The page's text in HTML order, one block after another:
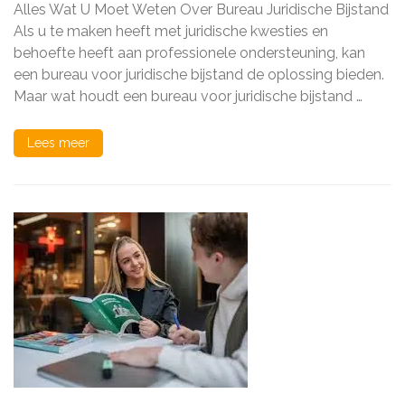
bij
Alles Wat U Moet Weten Over Bureau Juridische Bijstand
Als u te maken heeft met juridische kwesties en
behoefte heeft aan professionele ondersteuning, kan
een bureau voor juridische bijstand de oplossing bieden.
Maar wat houdt een bureau voor juridische bijstand …
Lees meer